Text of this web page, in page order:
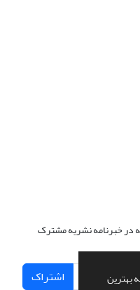
بهترین
در خبرنامه نشریه مشترک
اشتراک